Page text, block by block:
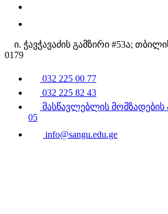
ი. ჭავჭავაძის გამზირი #53ა;
0179
032 225 00 77
032 225 82 43
მასწავლებლის მომზადების
05
info@sangu.edu.ge